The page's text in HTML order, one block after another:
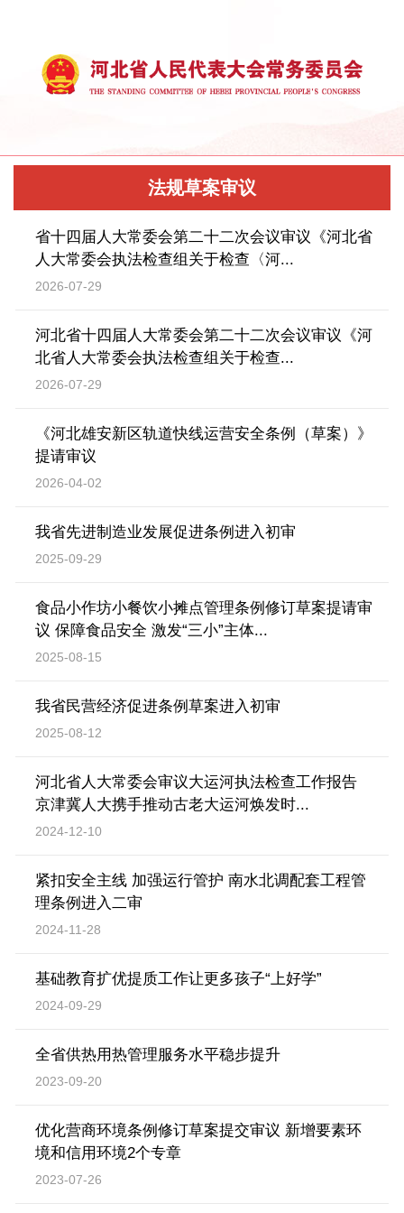
法规草案审议
省十四届人大常委会第二十二次会议审议《河北省
人大常委会执法检查组关于检查〈河...
2026-07-29
河北省十四届人大常委会第二十二次会议审议《河
北省人大常委会执法检查组关于检查...
2026-07-29
《河北雄安新区轨道快线运营安全条例（草案）》
提请审议
2026-04-02
我省先进制造业发展促进条例进入初审
2025-09-29
食品小作坊小餐饮小摊点管理条例修订草案提请审
议 保障食品安全 激发“三小”主体...
2025-08-15
我省民营经济促进条例草案进入初审
2025-08-12
河北省人大常委会审议大运河执法检查工作报告
京津冀人大携手推动古老大运河焕发时...
2024-12-10
紧扣安全主线 加强运行管护 南水北调配套工程管
理条例进入二审
2024-11-28
基础教育扩优提质工作让更多孩子“上好学”
2024-09-29
全省供热用热管理服务水平稳步提升
2023-09-20
优化营商环境条例修订草案提交审议 新增要素环
境和信用环境2个专章
2023-07-26